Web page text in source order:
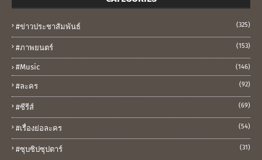
#ข่าวประชาสัมพันธ์ (325)
#ภาพยนตร์ (153)
#music (146)
#ละคร (92)
#ซีรีส์ (69)
#เรื่องย่อละคร (54)
#ซุบซิปซุปตาร์ (31)